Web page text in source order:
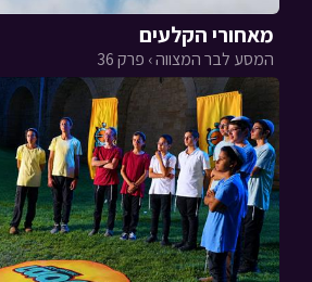
מאחורי הקלעים
המסע לבר המצווה › פרק 36